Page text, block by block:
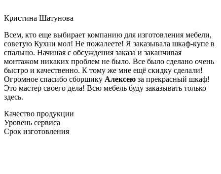
Кристина Шатунова
Всем, кто еще выбирает компанию для изготовления мебели,
советую Кухни мол! Не пожалеете! Я заказывала шкаф-купе в
спальню. Начиная с обсуждения заказа и заканчивая
монтажом никаких проблем не было. Все было сделано очень
быстро и качественно. К тому же мне ещё скидку сделали!
Огромное спасибо сборщику Алексею за прекрасный шкаф!
Это мастер своего дела! Всю мебель буду заказывать только
здесь.
Качество продукции
Уровень сервиса
Срок изготовления